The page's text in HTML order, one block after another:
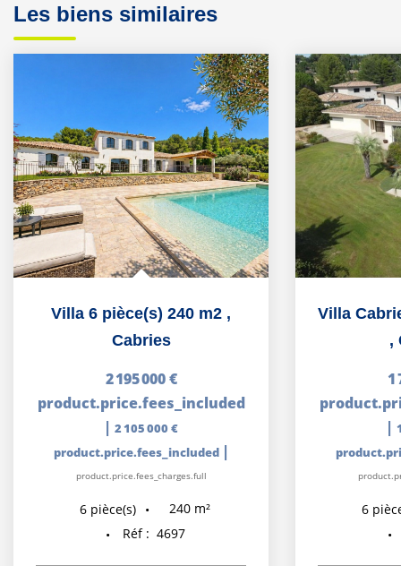
Les biens similaires
Villa 6 pièce(s) 240 m2 ,
Cabries
2 195 000 €
product.price.fees_included
| 2 105 000 €
product.price.fees_included |
product.price.fees_charges.full
6 pièce(s) 240 m²
Réf : 4697
,
1
|
6